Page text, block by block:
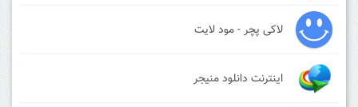
لاکی پچر - مود لایت
اینترنت دانلود منیجر